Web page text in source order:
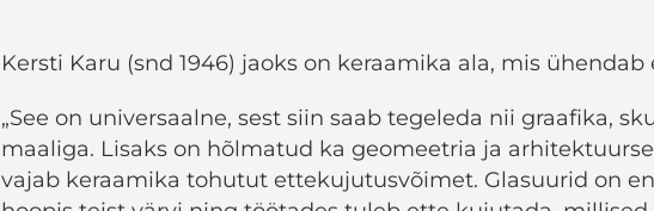
Kersti Karu (snd 1946) jaoks on keraamika ala, mis
„See on universaalne, sest siin saab tegeleda nii graafika,
maaliga. Lisaks on hõlmatud ka geomeetria ja
vajab keraamika tohutut ettekujutusvõimet. Glasuurid on